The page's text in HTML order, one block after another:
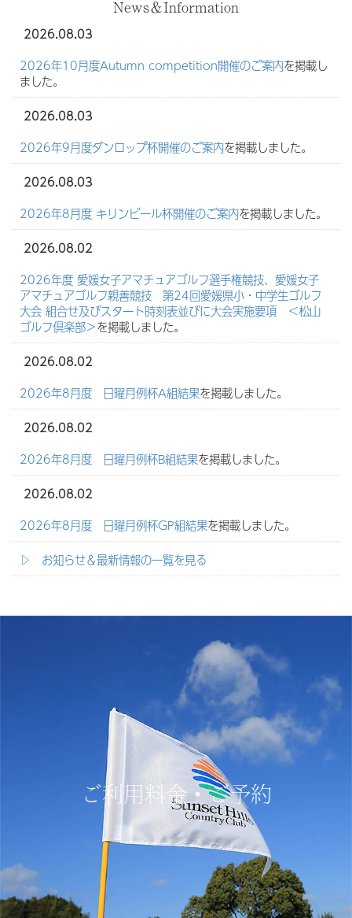
News＆Information
2026.08.03
2026年10月度Autumn competition開催のご案内を掲載し
ました。
2026.08.03
2026年9月度ダンロップ杯開催のご案内を掲載しました。
2026.08.03
2026年8月度 キリンビール杯開催のご案内を掲載しました。
2026.08.02
2026年度 愛媛女子アマチュアゴルフ選手権競技、愛媛女子
アマチュアゴルフ親善競技 第24回愛媛県小・中学生ゴルフ
大会 組合せ及びスタート時刻表並びに大会実施要項 ＜松山
ゴルフ倶楽部＞を掲載しました。
2026.08.02
2026年8月度 日曜月例杯A組結果を掲載しました。
2026.08.02
2026年8月度 日曜月例杯B組結果を掲載しました。
2026.08.02
2026年8月度 日曜月例杯GP組結果を掲載しました。
▷ お知らせ＆最新情報の一覧を見る
ご利用料金・ご予約